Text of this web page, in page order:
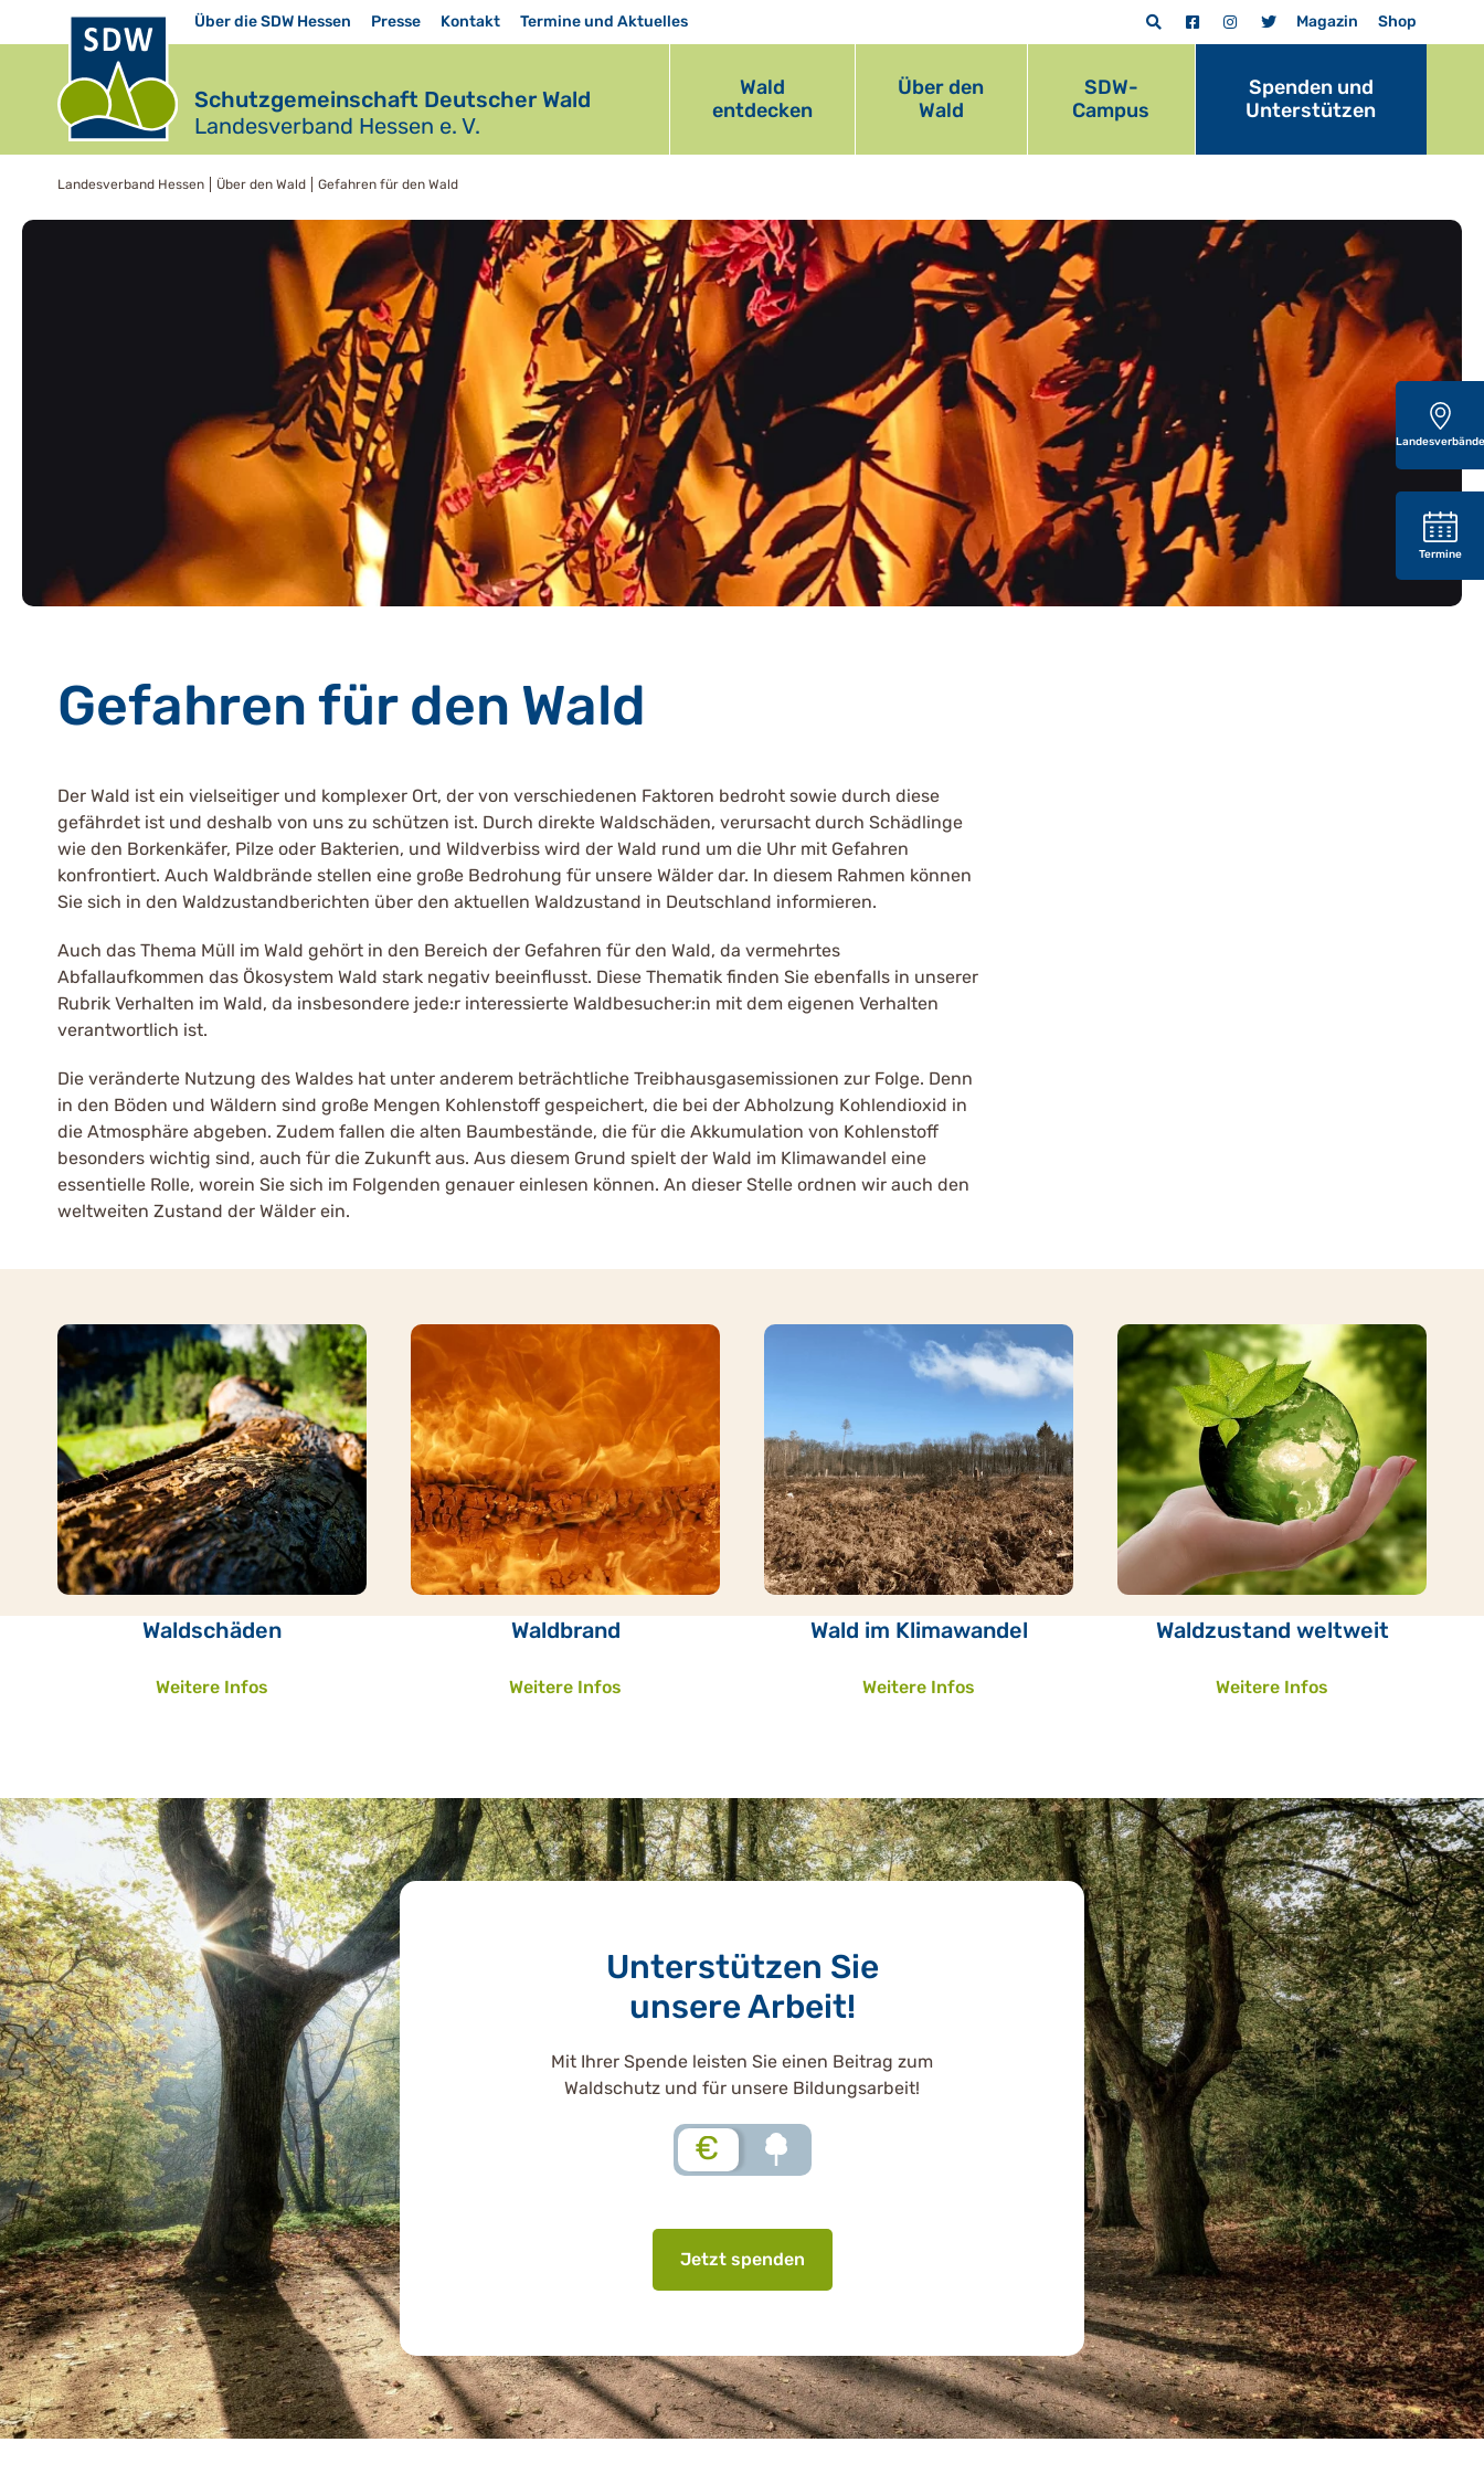
Über die SDW Hessen Presse Kontakt Termine und Aktuelles Magazin Shop
Schutzgemeinschaft Deutscher Wald
Landesverband Hessen e. V.
Wald
entdecken
Über den
Wald
SDW-
Campus
Spenden und
Unterstützen
Landesverband Hessen Über den Wald Gefahren für den Wald
Gefahren für den Wald
Der Wald ist ein vielseitiger und komplexer Ort, der von verschiedenen Faktoren bedroht sowie durch diese
gefährdet ist und deshalb von uns zu schützen ist. Durch direkte Waldschäden, verursacht durch Schädlinge
wie den Borkenkäfer, Pilze oder Bakterien, und Wildverbiss wird der Wald rund um die Uhr mit Gefahren
konfrontiert. Auch Waldbrände stellen eine große Bedrohung für unsere Wälder dar. In diesem Rahmen können
Sie sich in den Waldzustandberichten über den aktuellen Waldzustand in Deutschland informieren.
Auch das Thema Müll im Wald gehört in den Bereich der Gefahren für den Wald, da vermehrtes
Abfallaufkommen das Ökosystem Wald stark negativ beeinflusst. Diese Thematik finden Sie ebenfalls in unserer
Rubrik Verhalten im Wald, da insbesondere jede:r interessierte Waldbesucher:in mit dem eigenen Verhalten
verantwortlich ist.
Die veränderte Nutzung des Waldes hat unter anderem beträchtliche Treibhausgasemissionen zur Folge. Denn
in den Böden und Wäldern sind große Mengen Kohlenstoff gespeichert, die bei der Abholzung Kohlendioxid in
die Atmosphäre abgeben. Zudem fallen die alten Baumbestände, die für die Akkumulation von Kohlenstoff
besonders wichtig sind, auch für die Zukunft aus. Aus diesem Grund spielt der Wald im Klimawandel eine
essentielle Rolle, worein Sie sich im Folgenden genauer einlesen können. An dieser Stelle ordnen wir auch den
weltweiten Zustand der Wälder ein.
Waldschäden
Weitere Infos
Waldbrand
Weitere Infos
Wald im Klimawandel
Weitere Infos
Waldzustand weltweit
Weitere Infos
Unterstützen Sie
unsere Arbeit!
Mit Ihrer Spende leisten Sie einen Beitrag zum
Waldschutz und für unsere Bildungsarbeit!
€
Jetzt spenden
Landesverbände
Termine